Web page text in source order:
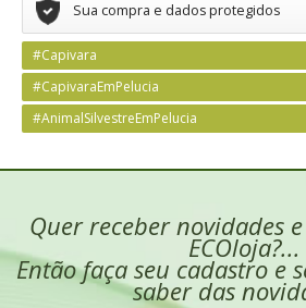
Sua compra e dados protegidos
#Capivara
#CapivaraEmPelucia
#AnimalSilvestreEmPelucia
Quer receber novidades
ECOloja?...
Então faça seu cadastro e
saber das